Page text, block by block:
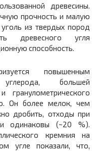
древесины.
прочность и малую
из твердых пород
древесного угля
способность.
повышенным
большей
гранулометрического
Он более мелок, чем
дробить, отходы при
одинаковы (~20 %).
кремния на
угле показали, что,